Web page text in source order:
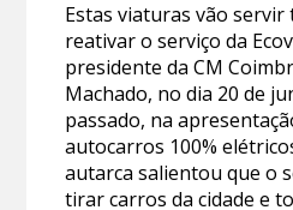
Estas viaturas vão servir
reativar o serviço da
presidente da CM
Machado, no dia 20 de
passado, na
autocarros 100%
autarca salientou que o
tirar carros da cidade e